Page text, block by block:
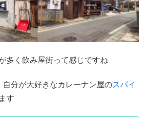
多く飲み屋街って感じですね
自分が大好きなカレーナン屋のスパイ
す